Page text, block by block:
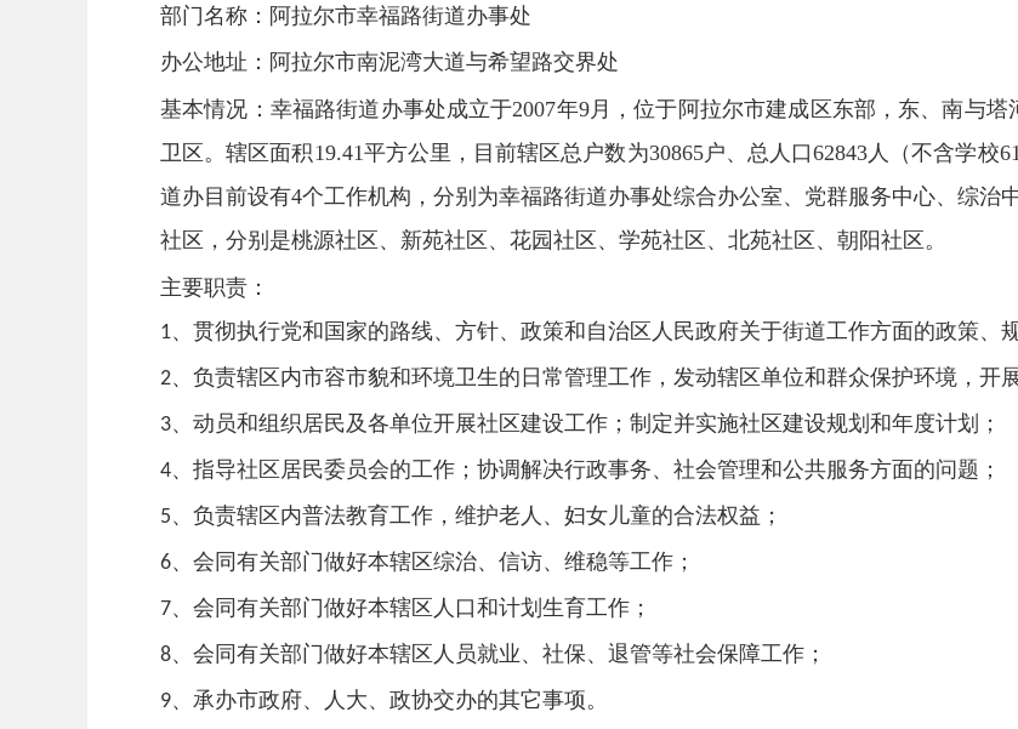
部门名称：阿拉尔市幸福路街道办事处
办公地址：阿拉尔市南泥湾大道与希望路交界处
基本情况：幸福路街道办事处成立于2007年9月，位于阿拉尔市建成区东部，东、南与
卫区。辖区面积19.41平方公里，目前辖区总户数为30865户、总人口62843人（不含学校
道办目前设有4个工作机构，分别为幸福路街道办事处综合办公室、党群服务中心、综治
社区，分别是桃源社区、新苑社区、花园社区、学苑社区、北苑社区、朝阳社区。
主要职责：
1、贯彻执行党和国家的路线、方针、政策和自治区人民政府关于街道工作方面的政策、
2、负责辖区内市容市貌和环境卫生的日常管理工作，发动辖区单位和群众保护环境，开
3、动员和组织居民及各单位开展社区建设工作；制定并实施社区建设规划和年度计划；
4、指导社区居民委员会的工作；协调解决行政事务、社会管理和公共服务方面的问题；
5、负责辖区内普法教育工作，维护老人、妇女儿童的合法权益；
6、会同有关部门做好本辖区综治、信访、维稳等工作；
7、会同有关部门做好本辖区人口和计划生育工作；
8、会同有关部门做好本辖区人员就业、社保、退管等社会保障工作；
9、承办市政府、人大、政协交办的其它事项。